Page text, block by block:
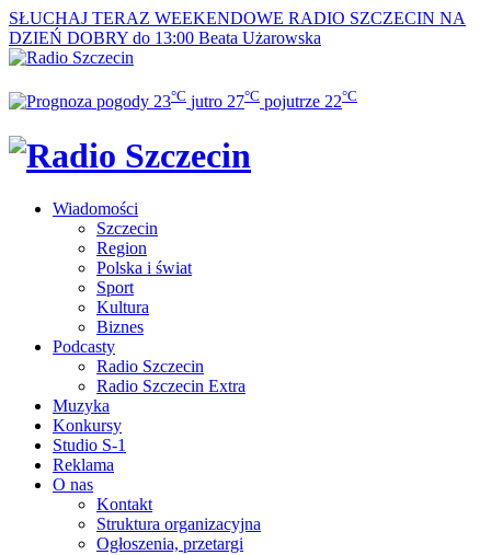
SŁUCHAJ TERAZ WEEKENDOWE RADIO SZCZECIN NA
DZIEŃ DOBRY do 13:00 Beata Użarowska
23°C jutro 27°C pojutrze 22°C
Wiadomości
Szczecin
Region
Polska i świat
Sport
Kultura
Biznes
Podcasty
Radio Szczecin
Radio Szczecin Extra
Muzyka
Konkursy
Studio S-1
Reklama
O nas
Kontakt
Struktura organizacyjna
Ogłoszenia, przetargi